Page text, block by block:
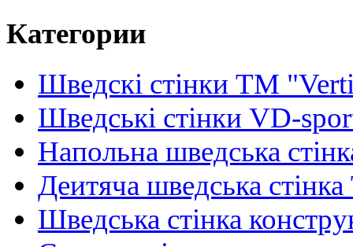
Категории
Шведскі стінки TM
Шведські стінки VD-
Напольна шведська
Деитяча шведська
Шведська стінка